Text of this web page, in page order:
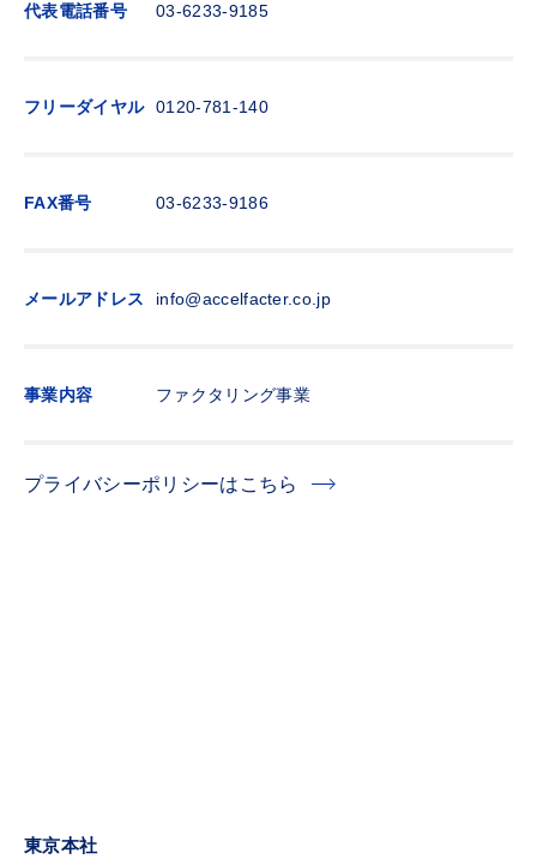
代表電話番号 03-6233-9185
フリーダイヤル 0120-781-140
FAX番号 03-6233-9186
メールアドレス info@accelfacter.co.jp
事業内容 ファクタリング事業
プライバシーポリシーはこちら
東京本社